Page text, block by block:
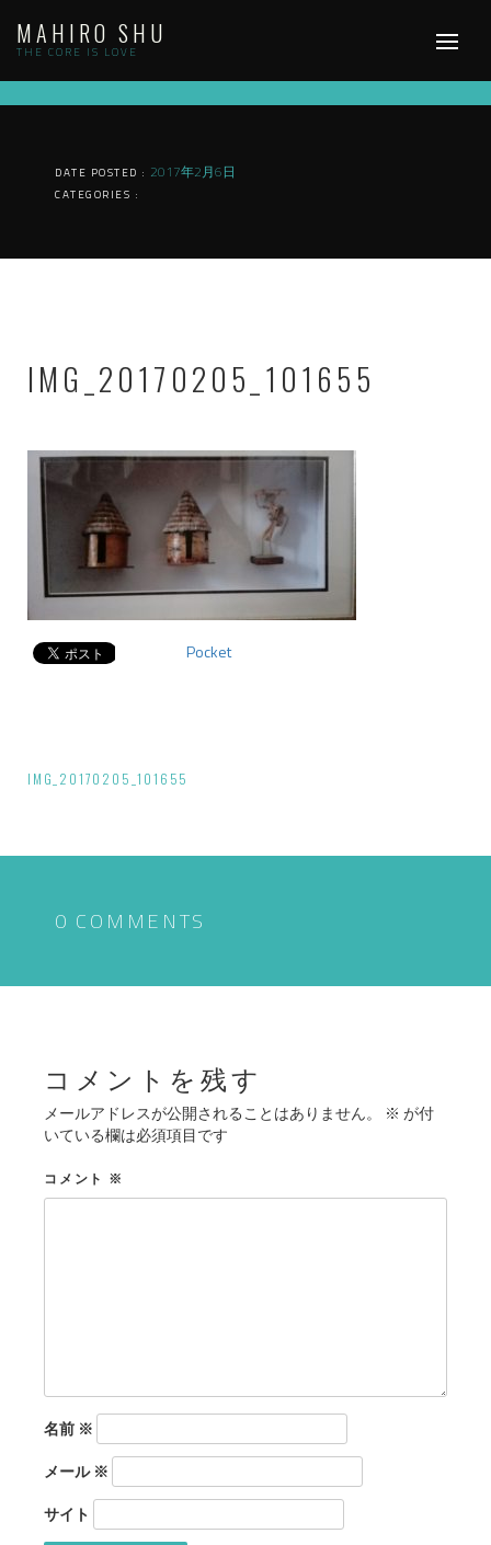
content
MAHIRO SHU
THE CORE IS LOVE
DATE POSTED : 2017年2月6日
CATEGORIES :
IMG_20170205_101655
Pocket
投
ナ
シ
IMG_20170205_101655
0 COMMENTS
コメントを残す
メールアドレスが公開されることはありません。 ※ が付
いている欄は必須項目です
コメント ※
名前 ※
メール※
サイト